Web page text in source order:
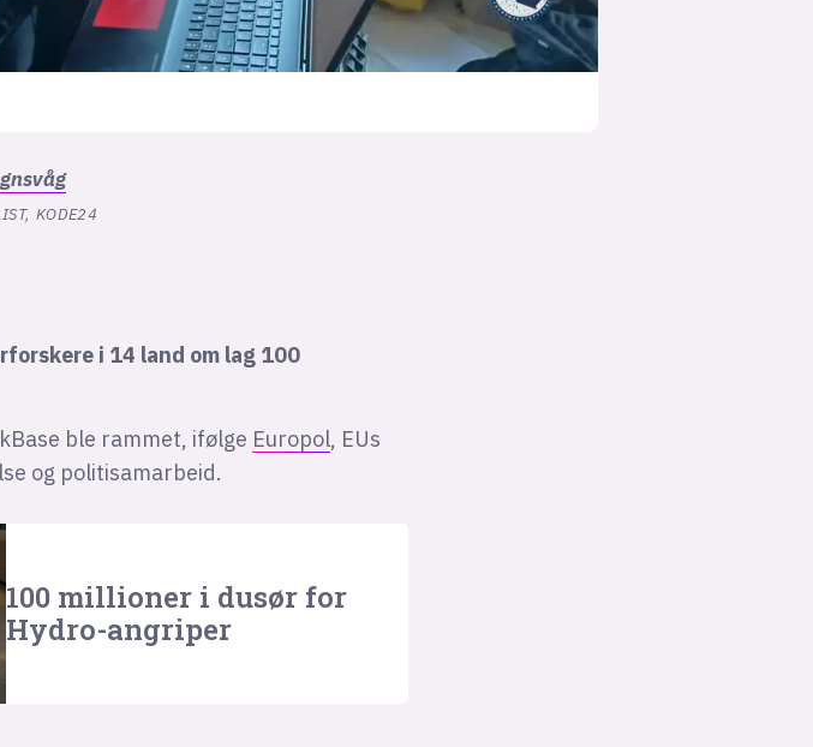
KODE24
i 14 land om lag 100
ble rammet, ifølge Europol, EUs
og politisamarbeid.
100 millioner i dusør for
Hydro-angriper